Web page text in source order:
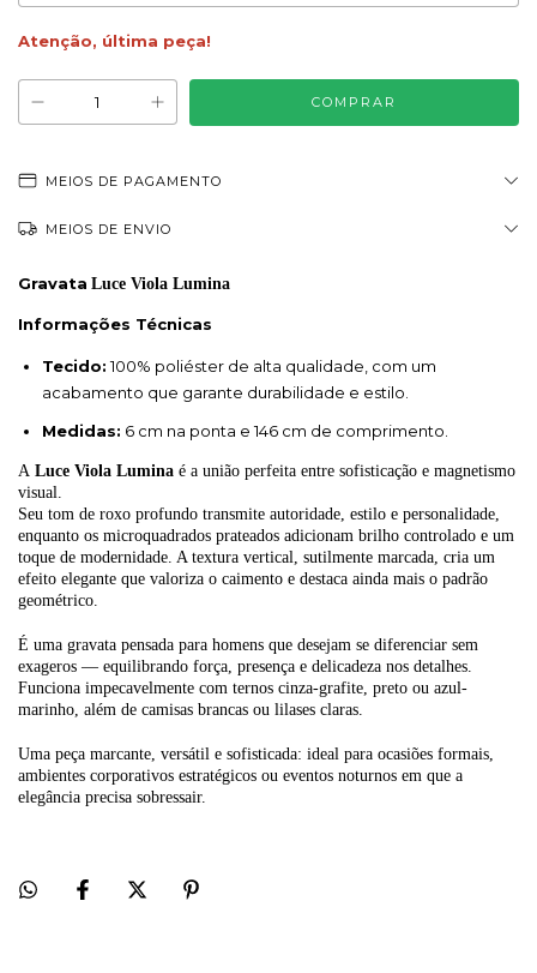
Atenção, última peça!
MEIOS DE PAGAMENTO
MEIOS DE ENVIO
Gravata Luce Viola Lumina
Informações Técnicas
Tecido:100% poliéster de alta qualidade, com um
acabamento que garante durabilidade e estilo.
Medidas: 6 cm na ponta e 146 cm de comprimento.
A Luce Viola Lumina é a união perfeita entre sofisticação e magnetismo
visual.
Seu tom de roxo profundo transmite autoridade, estilo e personalidade,
enquanto os microquadrados prateados adicionam brilho controlado e um
toque de modernidade. A textura vertical, sutilmente marcada, cria um
efeito elegante que valoriza o caimento e destaca ainda mais o padrão
geométrico.
É uma gravata pensada para homens que desejam se diferenciar sem
exageros — equilibrando força, presença e delicadeza nos detalhes.
Funciona impecavelmente com ternos cinza-grafite, preto ou azul-
marinho, além de camisas brancas ou lilases claras.
Uma peça marcante, versátil e sofisticada: ideal para ocasiões formais,
ambientes corporativos estratégicos ou eventos noturnos em que a
elegância precisa sobressair.